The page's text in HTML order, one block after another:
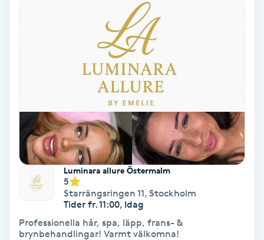
LPG
LPG-behandling
LPG-massage
Luggklippning
Luminara allure Östermalm
5
Starrängsringen 11, Stockholm
Tider fr. 11:00, Idag
Professionella hår, spa, läpp, frans- &
brynbehandlingar! Varmt välkomna!